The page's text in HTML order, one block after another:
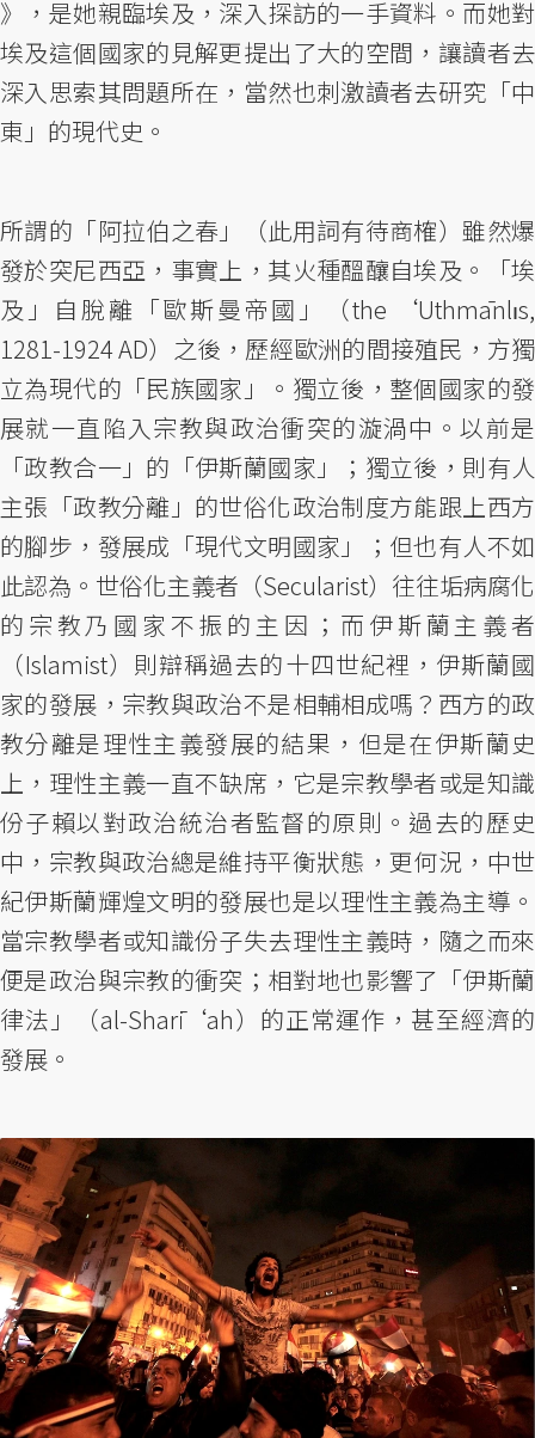
》，是她親臨埃及，深入探訪的一手資料。而她對
埃及這個國家的見解更提出了大的空間，讓讀者去
深入思索其問題所在，當然也刺激讀者去研究「中
東」的現代史。
所謂的「阿拉伯之春」（此用詞有待商榷）雖然爆
發於突尼西亞，事實上，其火種醞釀自埃及。「埃
及」自脫離「歐斯曼帝國」（the ‘Uthmānlıs,
1281-1924 AD）之後，歷經歐洲的間接殖民，方獨
立為現代的「民族國家」。獨立後，整個國家的發
展就一直陷入宗教與政治衝突的漩渦中。以前是
「政教合一」的「伊斯蘭國家」；獨立後，則有人
主張「政教分離」的世俗化政治制度方能跟上西方
的腳步，發展成「現代文明國家」；但也有人不如
此認為。世俗化主義者（Secularist）往往垢病腐化
的宗教乃國家不振的主因；而伊斯蘭主義者
（Islamist）則辯稱過去的十四世紀裡，伊斯蘭國
家的發展，宗教與政治不是相輔相成嗎？西方的政
教分離是理性主義發展的結果，但是在伊斯蘭史
上，理性主義一直不缺席，它是宗教學者或是知識
份子賴以對政治統治者監督的原則。過去的歷史
中，宗教與政治總是維持平衡狀態，更何況，中世
紀伊斯蘭輝煌文明的發展也是以理性主義為主導。
當宗教學者或知識份子失去理性主義時，隨之而來
便是政治與宗教的衝突；相對地也影響了「伊斯蘭
律法」（al-Sharī‘ah）的正常運作，甚至經濟的
發展。